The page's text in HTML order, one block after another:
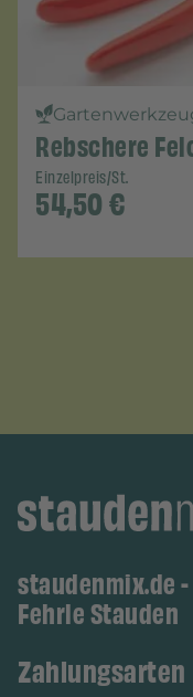
Rebschere
Einzelpreis/St.
54,50€
staudenmix.de
Fehrle Stauden
Zahlungsarten